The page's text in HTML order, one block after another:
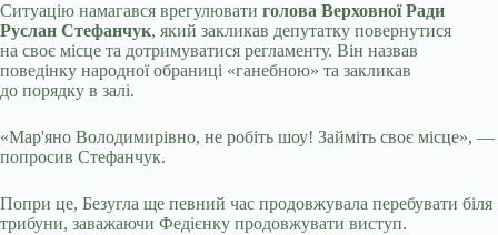
Ситуацію намагався врегулювати голова Верховної Ради
Руслан Стефанчук, який закликав депутатку повернутися
на своє місце та дотримуватися регламенту. Він назвав
поведінку народної обраниці «ганебною» та закликав
до порядку в залі.
«Мар'яно Володимирівно, не робіть шоу! Займіть своє місце», —
попросив Стефанчук.
Попри це, Безугла ще певний час продовжувала перебувати біля
трибуни, заважаючи Федієнку продовжувати виступ.